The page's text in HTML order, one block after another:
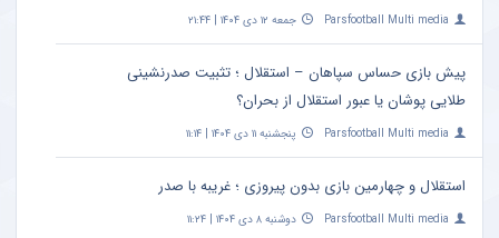
Parsfootball Multi media جمعه ۱۲ دی ۱۴۰۴ | ۲۱:۴۴
پیش بازی حساس سپاهان – استقلال ؛ تثبیت صدرنشینی
طلایی پوشان یا عبور استقلال از بحران؟
Parsfootball Multi media پنجشنبه ۱۱ دی ۱۴۰۴ | ۱۱:۱۴
استقلال و چهارمین بازی بدون پیروزی ؛ غریبه با صدر
Parsfootball Multi media دوشنبه ۸ دی ۱۴۰۴ | ۱۱:۲۴